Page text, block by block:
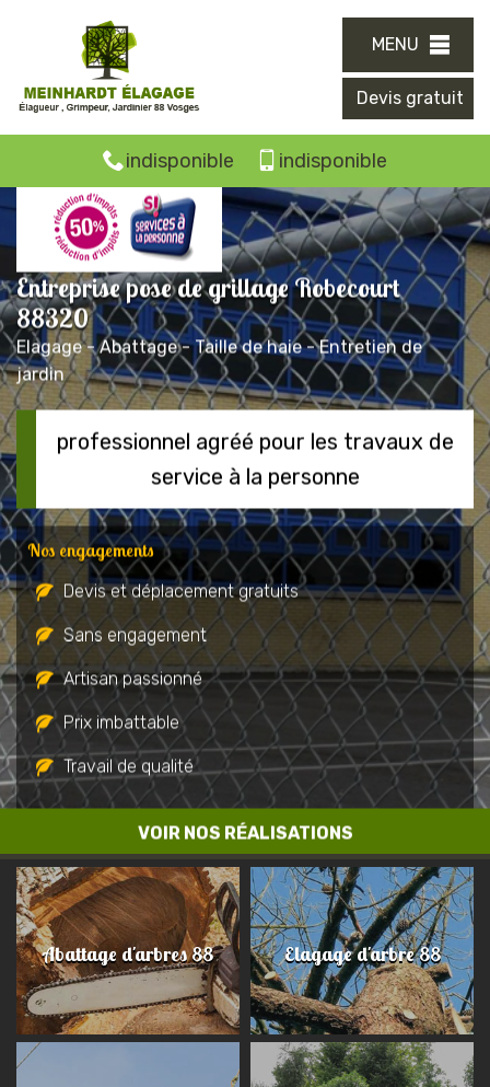
MENU
Devis gratuit
indisponible indisponible
Entreprise pose de grillage Robecourt
88320
Elagage - Abattage - Taille de haie - Entretien de
jardin
VOIR NOS RÉALISATIONS
professionnel agréé pour les travaux de
service à la personne
Nos engagements
Devis et déplacement gratuits
Sans engagement
Artisan passionné
Prix imbattable
Travail de qualité
Abattage d'arbres 88 Elagage d'arbre 88